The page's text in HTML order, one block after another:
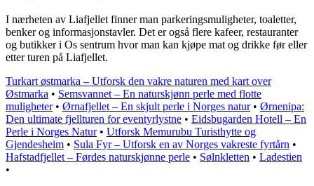
I nærheten av Liafjellet finner man parkeringsmuligheter, toaletter,
benker og informasjonstavler. Det er også flere kafeer, restauranter
og butikker i Os sentrum hvor man kan kjøpe mat og drikke før eller
etter turen på Liafjellet.
Turkart østmarka – Utforsk den vakre naturen med kart over
Østmarka • Semsvannet – En naturskjønn perle med flotte
muligheter• Ørnafjellet – En skjult perle i Norges natur• Ørnenipa:
Den ultimate fjellturen for eventyrlystne • Eidsbugarden Hotell – En
Perle i Norges Natur• Utforsk Memurubu Turisthytte og
Gjendesheim • Sula Fyr – Utforsk en av Norges vakreste fyrtårn •
Hafstadfjellet – Førdes naturskjønne perle • Sølnkletten • Ladestien
•